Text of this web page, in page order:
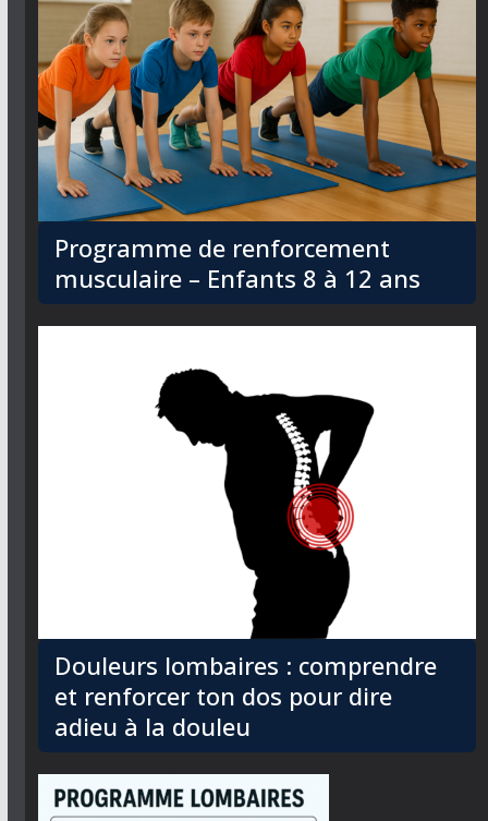
Programme de renforcement
musculaire – Enfants 8 à 12 ans
Douleurs lombaires : comprendre
et renforcer ton dos pour dire
adieu à la douleu